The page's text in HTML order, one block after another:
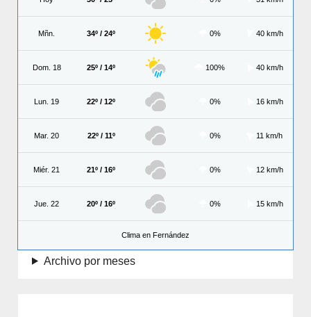
Mñn. 34º / 24º 0% 40 km/h
Dom. 18 25º / 14º 100% 40 km/h
Lun. 19 22º / 12º 0% 16 km/h
Mar. 20 22º / 11º 0% 11 km/h
Miér. 21 21º / 16º 0% 12 km/h
Jue. 22 20º / 16º 0% 15 km/h
Clima en Fernández
Archivo por meses